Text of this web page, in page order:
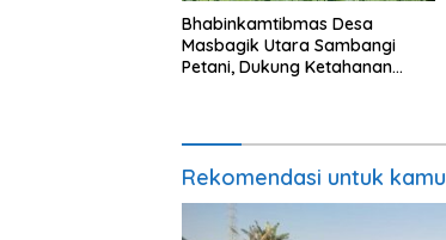
Bhabinkamtibmas Desa
Masbagik Utara Sambangi
Petani, Dukung Ketahanan
Rekomendasi untuk kamu